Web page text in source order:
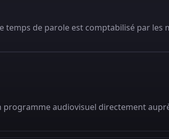
de parole est comptabilisé par les
audiovisuel directement